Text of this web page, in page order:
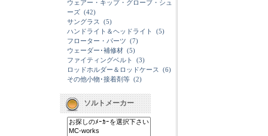
ウェアー・キップ・グローブ・シュ
ーズ (42)
サングラス
(5)
ハンドライト＆ヘッドライト
(5)
フローター・パーツ (7)
ウェーダー･補修材 (5)
ファイティングベルト
(3)
ロッドホルダー＆ロッドケース
(6)
その他小物･接着剤等 (2)
ソルトメーカー